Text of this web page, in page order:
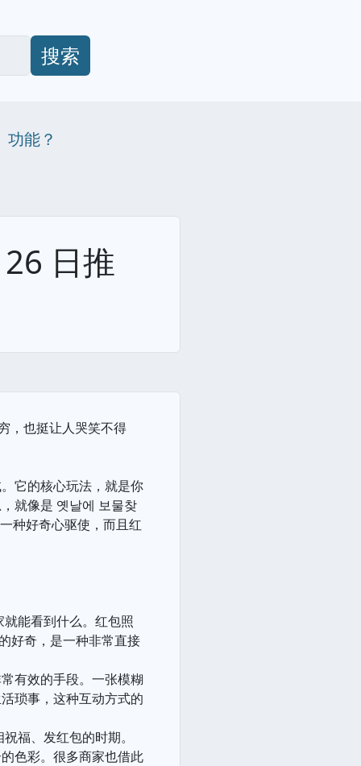
搜索
能？
日推
，也挺让人哭笑不得
它的核心玩法，就是你
就像是 옛날에 보물찾
种好奇心驱使，而且红
能看到什么。红包照
好奇，是一种非常直接
有效的手段。一张模糊
琐事，这种互动方式的
福、发红包的时期。
色彩。很多商家也借此